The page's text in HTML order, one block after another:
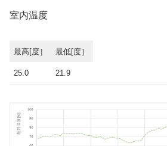
室内温度
最高[度］ 最低[度］
25.0 21.9